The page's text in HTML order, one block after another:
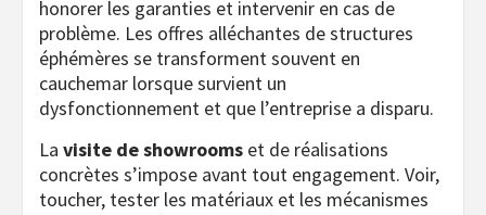
honorer les garanties et intervenir en cas de
problème. Les offres alléchantes de structures
éphémères se transforment souvent en
cauchemar lorsque survient un
dysfonctionnement et que l’entreprise a disparu.
La visite de showrooms et de réalisations
concrètes s’impose avant tout engagement. Voir,
toucher, tester les matériaux et les mécanismes